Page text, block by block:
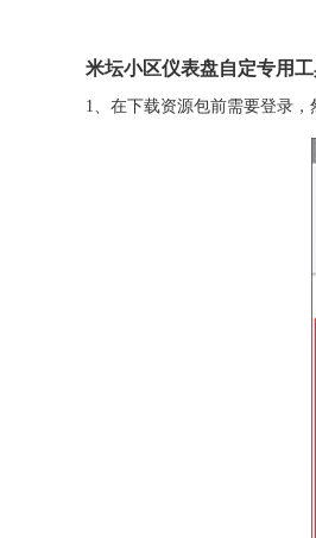
米坛小区仪表盘自定专用
1、在下载资源包前需要登录